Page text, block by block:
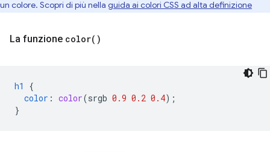
un colore. Scopri di più nella guida ai colori CSS ad alta definizione
La funzione color( )
h1
{
color : color(srgb 0.9 0.2 0.4);
}